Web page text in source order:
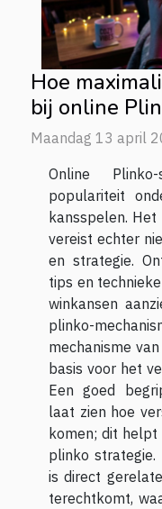
Hoe
bij online
Maandag 13 april
Online
populariteit
kansspelen. Het
vereist echter
en strategie.
tips en
winkansen
plinko-
mechanisme
basis voor het
Een goed
laat zien hoe
komen; dit
plinko strategie.
is direct
terechtkomt,